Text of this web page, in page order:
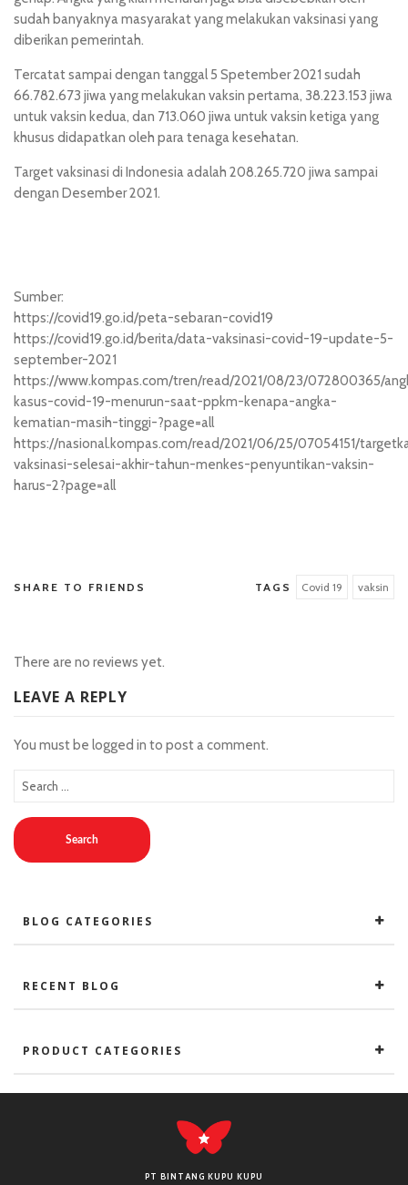
sudah banyaknya masyarakat yang melakukan vaksinasi yang
diberikan pemerintah.
Tercatat sampai dengan tanggal 5 Spetember 2021 sudah
66.782.673 jiwa yang melakukan vaksin pertama, 38.223.153 jiwa
untuk vaksin kedua, dan 713.060 jiwa untuk vaksin ketiga yang
khusus didapatkan oleh para tenaga kesehatan.
Target vaksinasi di Indonesia adalah 208.265.720 jiwa sampai
dengan Desember 2021.
Sumber:
https://covid19.go.id/peta-sebaran-covid19
https://covid19.go.id/berita/data-vaksinasi-covid-19-update-5-
september-2021
https://www.kompas.com/tren/read/2021/08/23/072800365/
kasus-covid-19-menurun-saat-ppkm-kenapa-angka-
kematian-masih-tinggi-?page=all
https://nasional.kompas.com/read/2021/06/25/07054151/
vaksinasi-selesai-akhir-tahun-menkes-penyuntikan-vaksin-
harus-2?page=all
SHARE TO FRIENDS TAGS Covid 19 vaksin
There are no reviews yet.
LEAVE A REPLY
You must be logged in to post a comment.
Search
BLOG CATEGORIES
RECENT BLOG
PRODUCT CATEGORIES
PT BINTANG KUPU KUPU